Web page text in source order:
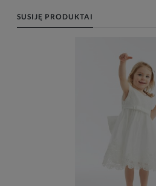
SUSIJĘ PRODUKTAI